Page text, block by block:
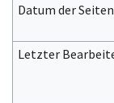
Datum der
Letzter